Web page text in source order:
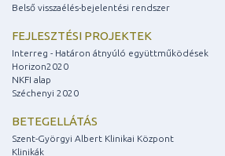
Belső visszaélés-bejelentési rendszer
FEJLESZTÉSI PROJEKTEK
Interreg - Határon átnyúló együttműködések
Horizon2020
NKFI alap
Széchenyi 2020
BETEGELLÁTÁS
Szent-Györgyi Albert Klinikai Központ
Klinikák